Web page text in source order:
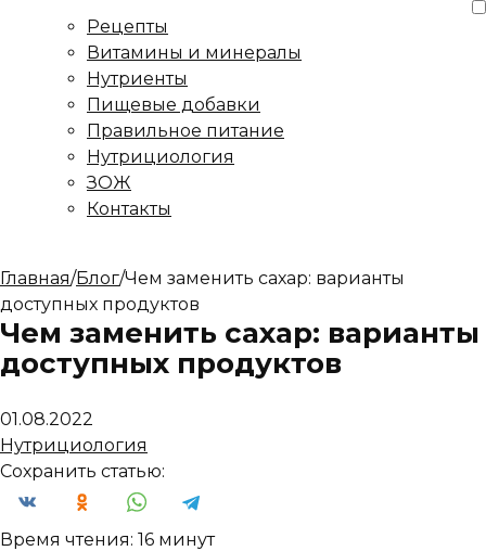
Рецепты
Витамины и минералы
Нутриенты
Пищевые добавки
Правильное питание
Нутрициология
ЗОЖ
Контакты
Главная/Блог/Чем заменить сахар: варианты
доступных продуктов
Чем заменить сахар: варианты
доступных продуктов
01.08.2022
Нутрициология
Сохранить статью:
Время чтения: 16 минут